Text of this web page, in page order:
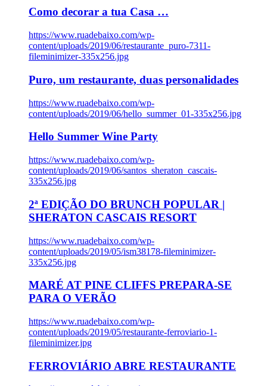
Como decorar a tua Casa …
https://www.ruadebaixo.com/wp-
content/uploads/2019/06/restaurante_puro-7311-
fileminimizer-335x256.jpg
Puro, um restaurante, duas personalidades
https://www.ruadebaixo.com/wp-
content/uploads/2019/06/hello_summer_01-335x256.jpg
Hello Summer Wine Party
https://www.ruadebaixo.com/wp-
content/uploads/2019/06/santos_sheraton_cascais-
335x256.jpg
2ª EDIÇÃO DO BRUNCH POPULAR |
SHERATON CASCAIS RESORT
https://www.ruadebaixo.com/wp-
content/uploads/2019/05/ism38178-fileminimizer-
335x256.jpg
MARÉ AT PINE CLIFFS PREPARA-SE
PARA O VERÃO
https://www.ruadebaixo.com/wp-
content/uploads/2019/05/restaurante-ferroviario-1-
fileminimizer.jpg
FERROVIÁRIO ABRE RESTAURANTE